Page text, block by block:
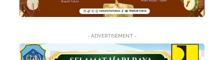
- ADVERTISEMENT -